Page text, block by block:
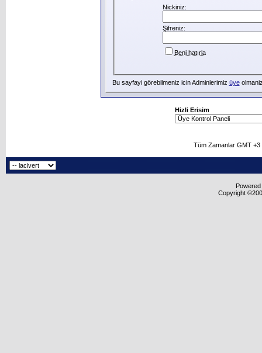
Nickiniz:
Şifreniz:
Beni hatırla
Bu sayfayi görebilmeniz icin Adminlerimiz üye
Hizli Erisim
Tüm Zamanlar GMT
Copyright